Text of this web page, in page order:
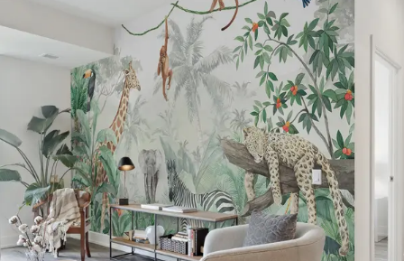
Premium
.33269.00kr/m²
Premium vinyl
516.67310.00 kr/m²
Peel and Stick
666.67400.00kr/m²